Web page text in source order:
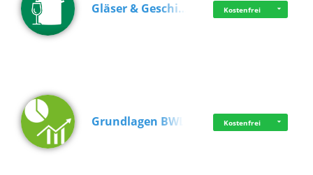
Gläser & Geschi… Kostenfrei
Grundlagen BWL Kostenfrei